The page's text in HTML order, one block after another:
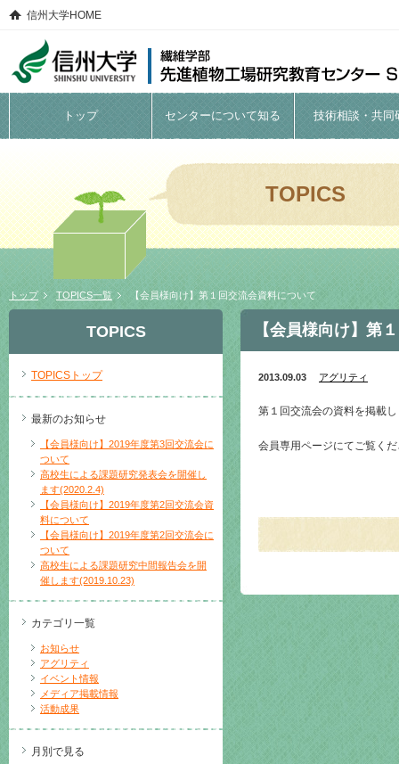
信州大学HOME
トップ センターについて知る 技術相談・共同
TOPICS
トップ TOPICS一覧 【会員様向け】第１回交流会資料について
TOPICS
TOPICSトップ
最新のお知らせ
【会員様向け】2019年度第3回交流会に
ついて
高校生による課題研究発表会を開催し
ます(2020.2.4)
【会員様向け】2019年度第2回交流会資
料について
【会員様向け】2019年度第2回交流会に
ついて
高校生による課題研究中間報告会を開
催します(2019.10.23)
カテゴリ一覧
お知らせ
アグリティ
イベント情報
メディア掲載情報
活動成果
月別で見る
【会員様向け】第
2013.09.03 アグリティ
第１回交流会の資料を掲載
会員専用ページにてご覧く